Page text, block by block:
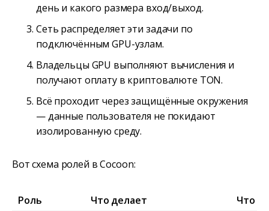
день и какого размера вход/выход.
Сеть распределяет эти задачи по
подключённым GPU-узлам.
Владельцы GPU выполняют вычисления и
получают оплату в криптовалюте TON.
Всё проходит через защищённые окружения
— данные пользователя не покидают
изолированную среду.
Вот схема ролей в Cocoon:
Роль Что делает Что